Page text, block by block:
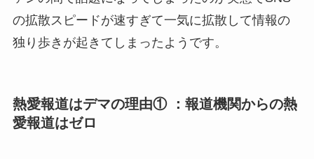
の拡散スピードが速すぎて一気に拡散して情報の
独り歩きが起きてしまったようです。
熱愛報道はデマの理由① ：報道機関からの熱
愛報道はゼロ